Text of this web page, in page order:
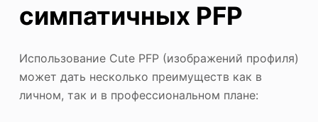
симпатичных PFP
Использование Cute PFP (изображений профиля)
может дать несколько преимуществ как в
личном, так и в профессиональном плане: